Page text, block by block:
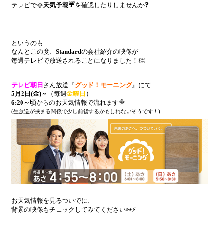
テレビで🌞天気予報☔を確認したりしませんか❓
というのも…
なんとこの度、Standardの会社紹介の映像が
毎週テレビで放送されることになりました！👏
テレビ朝日さん放送『グッド！モーニング』 にて
5月2日(金)～
（毎週金曜日 ）
6:20～頃からのお天気情報で流れます🌞
(生放送が挟まる関係で少し前後するかもしれないそうです！)
お天気情報を見るついでに、
背景の映像もチェックしてみてください👀⚡